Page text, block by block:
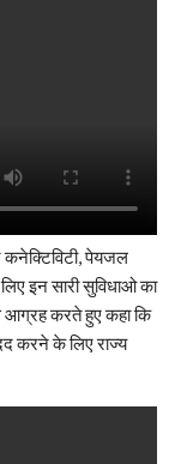
कनेक्टिविटी, पेयजल
इन सारी सुविधाओ का
आग्रह करते हुए कहा कि
करने के लिए राज्य